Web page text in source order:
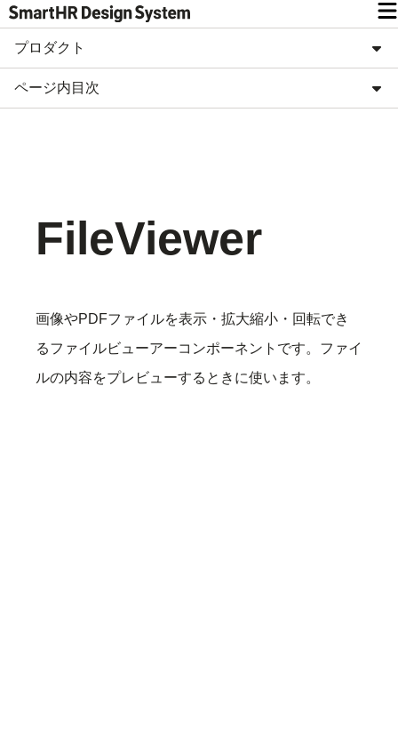
プロダクト
ページ内目次
FileViewer
画像やPDFファイルを表示・拡大縮小・回転でき
るファイルビューアーコンポーネントです。ファイ
ルの内容をプレビューするときに使います。